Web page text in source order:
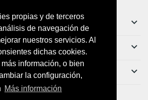
propias y de terceros
de navegación de
nuestros servicios. Al
dichas cookies.
información, o bien
la configuración,
Más información
keyboard_arrow_down
keyboard_arrow_down
keyboard_arrow_down